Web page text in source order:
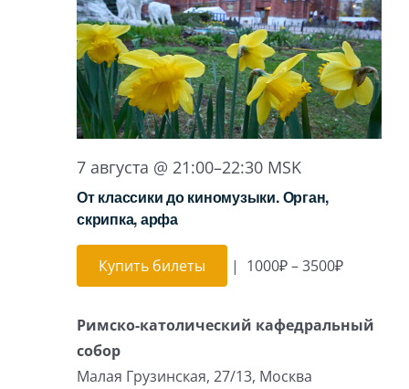
Игра на органе
7 августа @ 21:00–22:30 MSK
От классики до киномузыки. Орган,
скрипка, арфа
Купить билеты | 1000₽ – 3500₽
Римско-католический кафедральный
собор
Малая Грузинская, 27/13, Москва